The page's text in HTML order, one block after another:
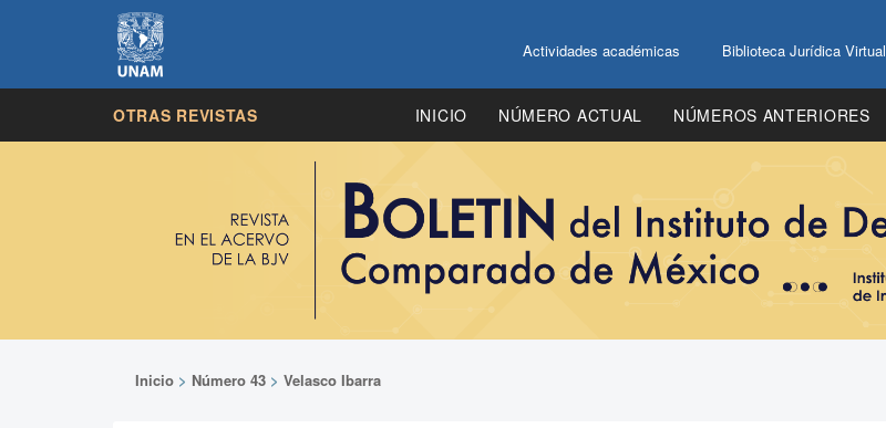
Actividades académicas Biblioteca Jurídica Virtual
OTRAS REVISTAS INICIO NÚMERO ACTUAL NÚMEROS ANTERIORES
Inicio > Número 43 > Velasco Ibarra